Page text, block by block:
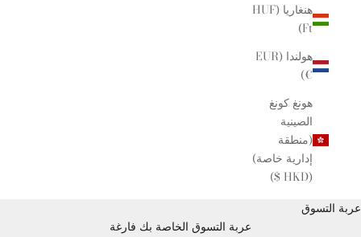
هنغاريا (HUF
Ft)
هولندا (EUR
€)
هونغ كونغ
الصينية
(منطقة
إدارية خاصة)
(HKD $)
عربة التسوق
عربة التسوق الخاصة بك فارغة